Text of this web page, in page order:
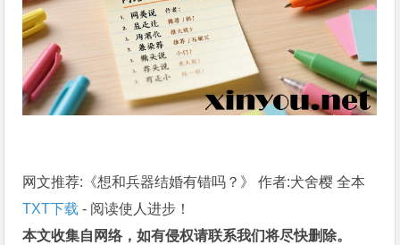
网文推荐:《想和兵器结婚有错吗？》 作者:犬舍樱 全本
TXT下载 - 阅读使人进步！
本文收集自网络，如有侵权请联系我们将尽快删除。